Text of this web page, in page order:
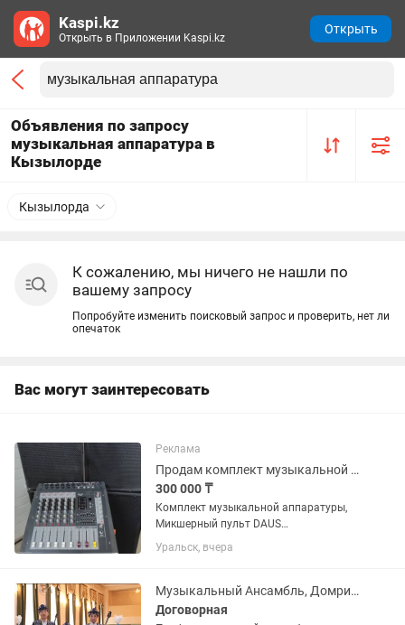
Объявления по запросу
музыкальная аппаратура в
Кызылорде
Кызылорда
К сожалению, мы ничего не нашли по
вашему запросу
Попробуйте изменить поисковый запрос и проверить, нет ли
опечаток
Вас могут заинтересовать
Реклама
Продам комплект музыкальной аппаратуры
300 000 ₸
Комплект музыкальной аппаратуры,
Микшерный пульт DAUS
2+400w(Aктивный)Работает все
идеально(USB, AUX, Ревер/эхо)в
разных корпусах) все шнуры имеются.
ДВА новых...
Уральск, вчера
Музыкальный Ансамбль, Домристов
Договорная
Kaspi.kz
Открыть в Приложении Kaspi.kz
Открыть